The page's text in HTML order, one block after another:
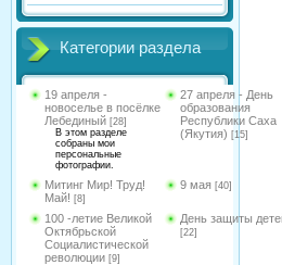
Категории раздела
19 апреля -
новоселье в посёлке
Лебединый [28]
В этом разделе
собраны мои
персональные
фотографии.
27 апреля - День
образования
Республики Саха
(Якутия) [15]
Митинг Мир! Труд!
Май! [8]
9 мая [40]
100 -летие Великой
Октябрьской
Социалистической
революции [9]
День защиты
[22]